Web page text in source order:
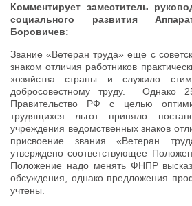
Комментирует заместитель
социального развития
Боровичев:
Звание «Ветеран труда» еще с
знаком отличия работников
хозяйства страны и служило
добросовестному труду.
Правительство РФ с целью
трудящихся льгот приняло
учреждения ведомственных знаков
присвоение звания «Ветеран
утверждено соответствующее
Положение надо менять ФНПР
обсуждения, однако предложения
учтены.